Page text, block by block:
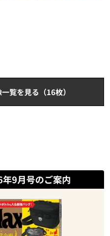
覧を見る（16枚）
9月号のご案内